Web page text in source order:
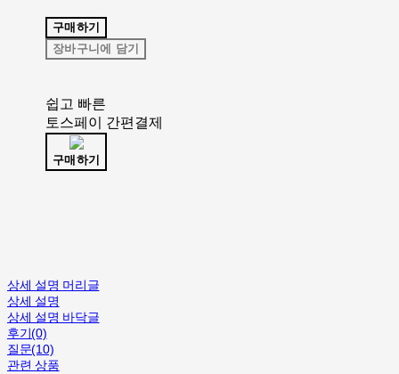
구매하기
장바구니에 담기
쉽고 빠른
토스페이 간편결제
구매하기
상세 설명 머리글
상세 설명
상세 설명 바닥글
후기(0)
질문(10)
관련 상품